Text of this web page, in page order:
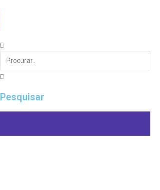
Pesquisar